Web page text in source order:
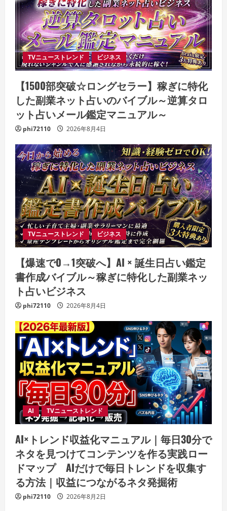
TVニューストレンド ビジネス
【1500部突破☆ロングセラー】稼ぎに特化
した副業ネット占いのバイブル～逆算タロ
ット占いメール鑑定マニュアル～
phi72110 2026年8月4日
TVニューストレンド ビジネス
【爆速で0→1突破へ】AI × 誕生日占い鑑定
書作成バイブル～稼ぎに特化した副業ネッ
ト占いビジネス
phi72110 2026年8月4日
AI TVニューストレンド
AI×トレンド収益化マニュアル｜毎日30分で
ネタを見つけてコンテンツを作る実践ロー
ドマップ AIだけで毎日トレンドを収集す
る方法｜収益につながるネタ発掘術
phi72110 2026年8月2日